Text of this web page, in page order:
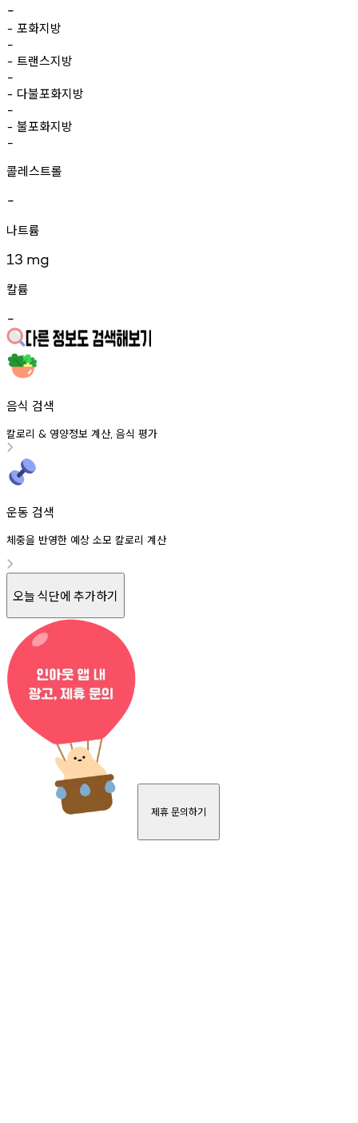
-
- 포화지방
-
- 트랜스지방
-
- 다불포화지방
-
- 불포화지방
-
콜레스트롤
-
나트륨
13 mg
칼륨
-
음식 검색
칼로리 & 영양정보 계산, 음식 평가
운동 검색
체중을 반영한 예상 소모 칼로리 계산
오늘 식단에 추가하기
제휴 문의하기